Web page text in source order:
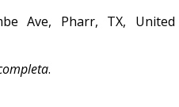
Ave, Pharr, TX, United
.